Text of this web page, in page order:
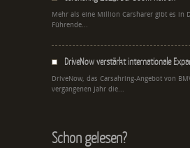
Mehr als eine Million Carsharer gibt es in
Führende...
DriveNow verstärkt internationale
DriveNow, das Carsahring-Angebot von
vergangenen Jahr die...
Schon gelesen?